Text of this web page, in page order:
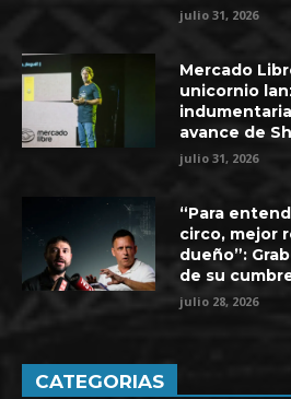
julio 31, 2026
Mercado
unicornio
avance de
julio 31, 2026
“Para
circo, mejor
dueño”:
de su
julio 28, 2026
CATEGORIAS